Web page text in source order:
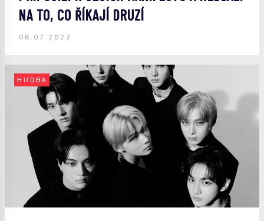
NA TO, CO ŘÍKAJÍ DRUZÍ
08.07.2022
HUDBA